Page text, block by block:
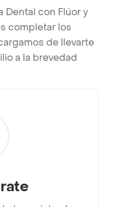
Dental con Flúor y
completar los
de llevarte
a la brevedad